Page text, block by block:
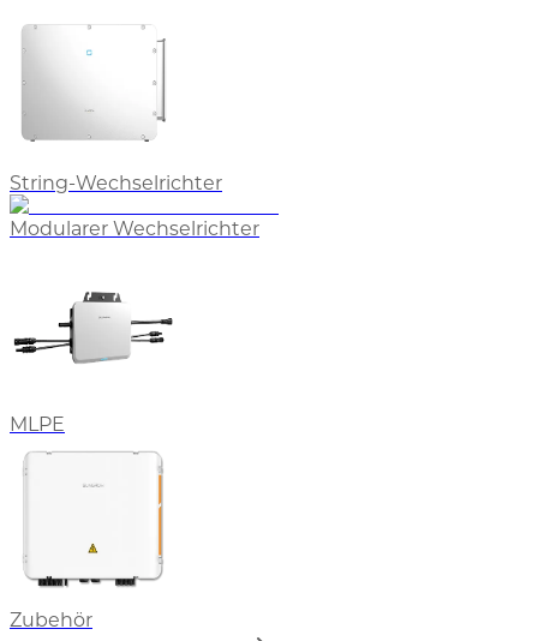
String-Wechselrichter
Modularer Wechselrichter
MLPE
Zubehör